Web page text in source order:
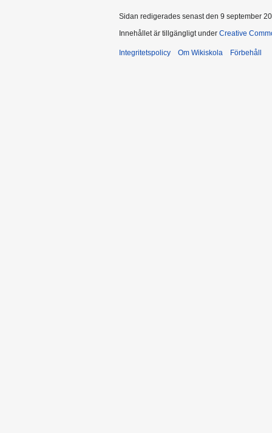
Sidan redigerades senast den 9 september
Innehållet är tillgängligt under Creative
Integritetspolicy Om Wikiskola Förbehåll